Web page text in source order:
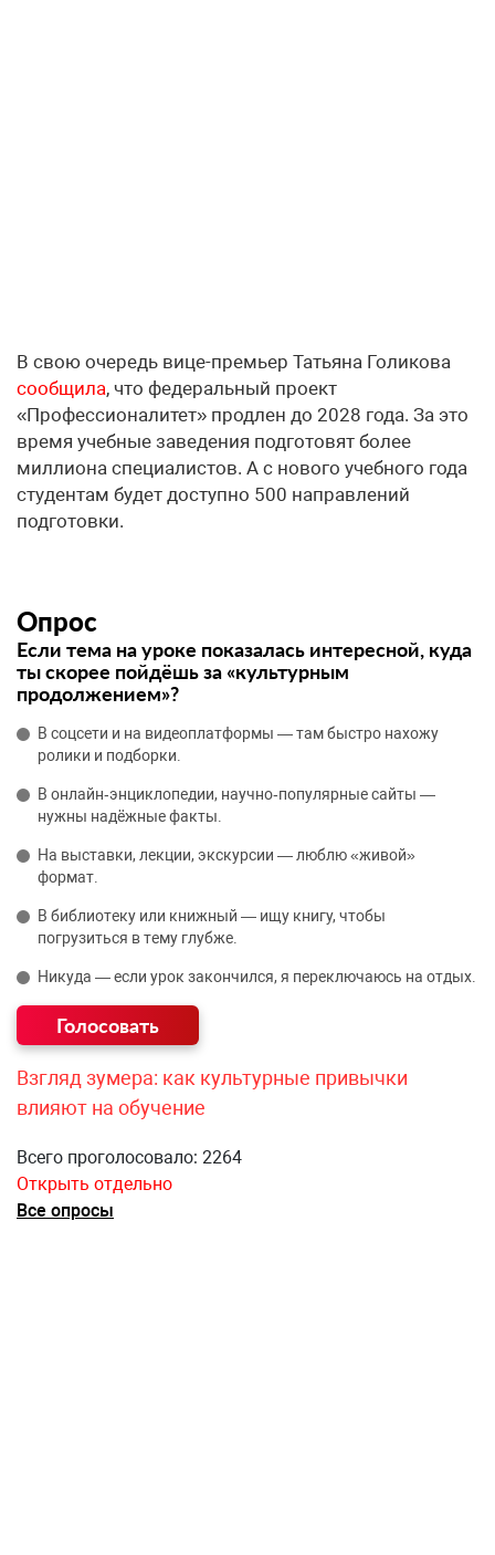
В свою очередь вице-премьер Татьяна Голикова
сообщила, что федеральный проект
«Профессионалитет» продлен до 2028 года. За это
время учебные заведения подготовят более
миллиона специалистов. А с нового учебного года
студентам будет доступно 500 направлений
подготовки.
Опрос
Если тема на уроке показалась интересной, куда
ты скорее пойдёшь за «культурным
продолжением»?
В соцсети и на видеоплатформы — там быстро нахожу
ролики и подборки.
В онлайн‑энциклопедии, научно‑популярные сайты —
нужны надёжные факты.
На выставки, лекции, экскурсии — люблю «живой»
формат.
В библиотеку или книжный — ищу книгу, чтобы
погрузиться в тему глубже.
Никуда — если урок закончился, я переключаюсь на отдых.
Взгляд зумера: как культурные привычки
влияют на обучение
Всего проголосовало: 2264
Открыть отдельно
Все опросы